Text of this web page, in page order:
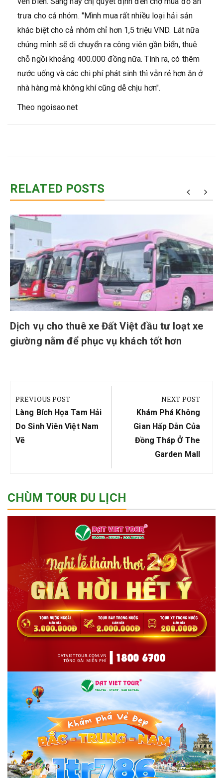
trưa cho cả nhóm. "Mình mua rất nhiều loại hải sản
khác biệt cho cả nhóm chỉ hơn 1,5 triệu VND. Lát nữa
chúng mình sẽ di chuyển ra công viên gần biển, thuê
chỗ ngồi khoảng 400.000 đồng nữa. Tính ra, có thêm
nước uống và các chi phí phát sinh thì vẫn rẻ hơn ăn ở
nhà hàng mà không khí cũng dễ chịu hơn".
Theo ngoisao.net
RELATED POSTS
Dịch vụ cho thuê xe Đất Việt đầu tư loạt xe
giường nằm để phục vụ khách tốt hơn
hướng
bài
viết
PREVIOUS POST
Previous
Post:
Làng Bích Họa Tam Hải
Do Sinh Viên Việt Nam
Vẽ
NEXT POST
Next
Post:
Khám Phá Không
Gian Hấp Dẫn Của
Đồng Tháp Ở The
Garden Mall
CHÙM TOUR DU LỊCH